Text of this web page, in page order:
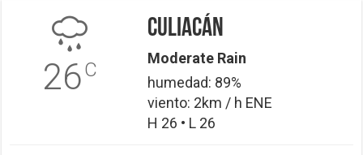
26C
Culiacán
Moderate Rain
humedad: 89%
viento: 2km / h ENE
H 26 • L 26